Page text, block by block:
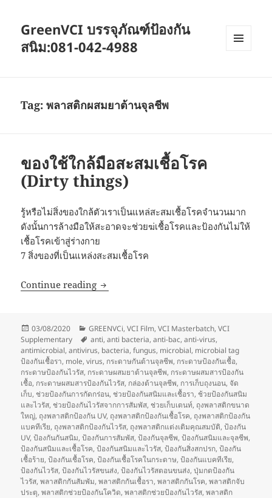
GreenVCI บรรจุภัณฑ์ป้องกัน
สนิม:081-042-4988
Tag:พลาสติกผสมยาต้านจุลชีพ
ของใช้ใกล้มือสะสมเชื้อโรค
(Dirty things)
รู้หรือไม่สิ่งของใกล้ตัวเราเป็นแหล่สะสมเชื้อโรคจำนวนมาก
ดังนั้นการล้างมือให้สะอาดจะช่วยฆ่เชื้อโรคและป้องกันไม่ให้
เชื้อโรคเข้าสู่ร่างกาย
7 สิ่งของที่เป็นแหล่งสะสมเชื้อโรค
Continue reading ของใช้ใกล้มือสะสมเชื้อโรค (Dirty things)
Posted
on
03/08/2020 Categories
GREENVCi,VCI Film,VCI Masterbatch,VCI
Supplementary
Tags
anti,anti bacteria,anti-bac,anti-virus,
antimicrobial,antivirus, bacteria,fungus, microbial, microbial tag
ป้องกันเชื้อรา, mole,virus, กระดาษกันต้านจุลชีพ, กระดาษป้องกันเชื้อ,
กระดาษป้องกันไวรัส, กระดาษผสมยาต้านจุลชีพ, กระดาษผสมสารป้องกัน
เชื้อ, กระดาษผสมสารป้องกันไวรัส, กล่องต้านจุลชีพ, การเก็บถุงนอน, จัด
เก็บ, ช่วยป้องกันการกัดกร่อน, ช่วยป้องกันสนิมและเชื้อรา, ช้วยป้องกันสนิม
และไวรัส, ช่วยป้องกันไวรัสจากการสัมพัส, ช่วยเก็บเตนท์, ถุงพลาสติกขนาด
ใหญ่, ถุงพลาสติกป้องกัน UV, ถุงพลาสติกป้องกันเชื้อโรค, ถุงพลาสติกป้องกัน
แบคทีเรีย, ถุงพลาสติกป้องกันไวรัส, ถุงพลาสติกแต่งเติมคุณสมบัติ,ป้องกัน
UV,ป้องกันกันสนิม,ป้องกันการสัมพัส,ป้องกันจุลชีพ,ป้องกันสนิมและจุลชีพ,
ป้องกันสนิมและเชื้อโรค,ป้องกันสนิมและไวรัส,ป้องกันสิ่งสกปรก,ป้องกัน
เชื้อร้าย,ป้องกันเชื้อโรค,ป้องกันเชื้อโรคในกระดาษ,ป้องกันแบคทีเรีย,
ป้องกันไวรัส,ป้องกันไวรัสขนส่ง,ป้องกันไวรัสตอนขนส่ง,ปุ่มกดป้องกัน
ไวรัส,พลาสติกกันสัมพัม,พลาสติกกันเชื้อรา,พลาสติกกันโรค,พลาสติกจับ
ประตุ,พลาสติกช่วยป้องกันโควิด,พลาสติกช่วยป้องกันไวรัส,พลาสติก